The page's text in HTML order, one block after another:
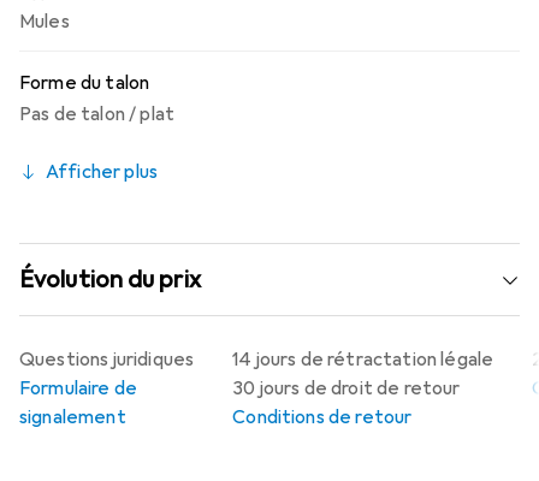
Mules
Forme du talon
Pas de talon / plat
Afficher plus
Évolution du prix
14 jours de rétractation légale
30 jours de droit de retour
Conditions de retour
Questions juridiques
Formulaire de
signalement